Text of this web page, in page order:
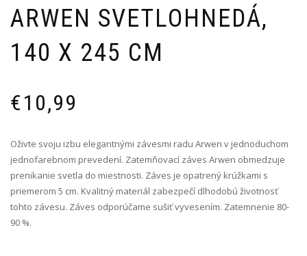
ARWEN SVETLOHNEDÁ,
140 X 245 CM
€10,99
Oživte svoju izbu elegantnými závesmi radu Arwen v jednoduchom
jednofarebnom prevedení. Zatemňovací záves Arwen obmedzuje
prenikanie svetla do miestnosti. Záves je opatrený krúžkami s
priemerom 5 cm. Kvalitný materiál zabezpečí dlhodobú životnosť
tohto závesu. Záves odporúčame sušiť vyvesením. Zatemnenie 80-
90 %.